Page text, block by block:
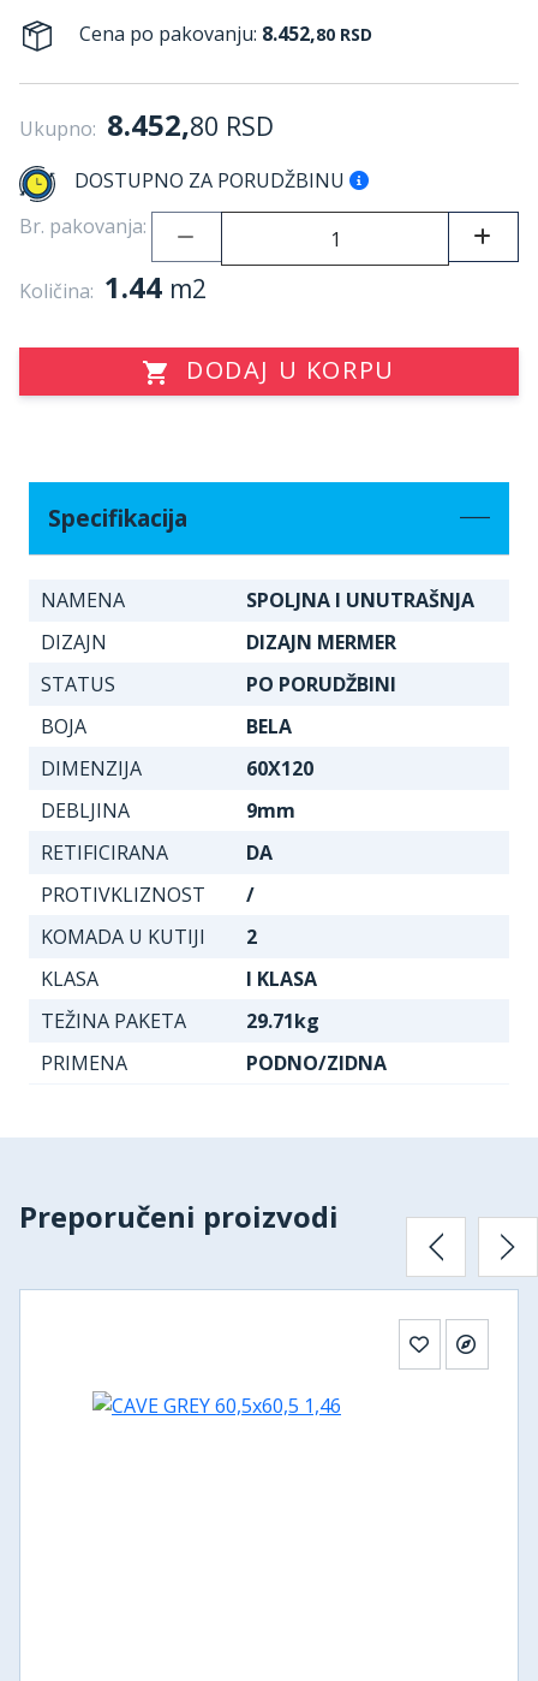
Cena po pakovanju: 8.452,80 RSD
Ukupno: 8.452,80 RSD
DOSTUPNO ZA PORUDŽBINU
Br. pakovanja:
Količina: 1.44 m2
DODAJ U KORPU
Specifikacija
NAMENA
SPOLJNA I UNUTRAŠNJA
DIZAJN
DIZAJN MERMER
STATUS
PO PORUDŽBINI
BOJA
BELA
DIMENZIJA
60X120
DEBLJINA
9mm
RETIFICIRANA
DA
PROTIVKLIZNOST
/
KOMADA U KUTIJI
2
KLASA
I KLASA
TEŽINA PAKETA
29.71kg
PRIMENA
PODNO/ZIDNA
Preporučeni proizvodi